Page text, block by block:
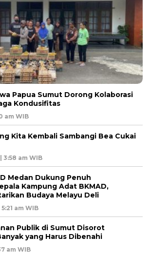
Papua Sumut Dorong Kolaborasi
Kondusifitas
am WIB
Kita Kembali Sambangi Bea Cukai
3:58 am WIB
Medan Dukung Penuh
Kampung Adat BKMAD,
Budaya Melayu Deli
am WIB
Publik di Sumut Disorot
yang Harus Dibenahi
am WIB